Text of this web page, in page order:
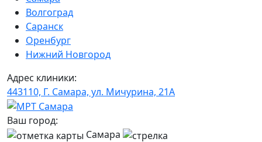
Волгоград
Саранск
Оренбург
Нижний Новгород
Адрес клиники:
443110, Г. Самара, ул. Мичурина, 21А
Ваш город:
Самара